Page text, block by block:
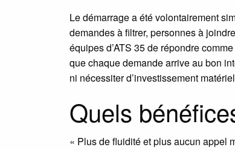
Le démarrage a été volontairement
demandes à filtrer, personnes à
équipes d’ATS 35 de répondre
que chaque demande arrive au bon
ni nécessiter d’investissement
Quels
« Plus de fluidité et plus aucun appel